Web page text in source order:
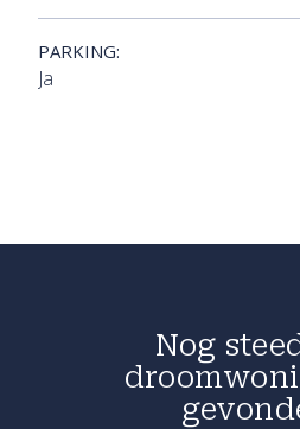
PARKING:
Ja
Nog